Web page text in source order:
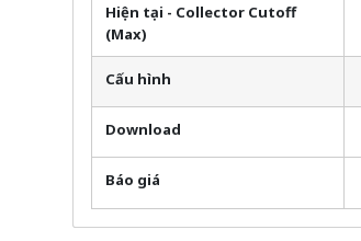
Hiện tại - Collector Cutoff
(Max)
Cấu hình
Download
Báo giá